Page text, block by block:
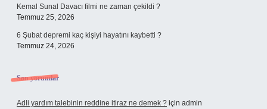
Kemal Sunal Davacı filmi ne zaman çekildi ?
Temmuz 25, 2026
6 Şubat depremi kaç kişiyi hayatını kaybetti ?
Temmuz 24, 2026
Son yorumlar
Adli yardım talebinin reddine itiraz ne demek ? için admin